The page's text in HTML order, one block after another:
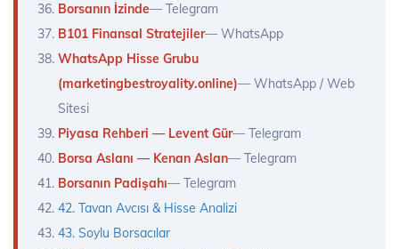
Borsanın İzinde— Telegram
B101 Finansal Stratejiler— WhatsApp
WhatsApp Hisse Grubu
(marketingbestroyality.online)— WhatsApp / Web
Sitesi
Piyasa Rehberi — Levent Gür— Telegram
Borsa Aslanı — Kenan Aslan— Telegram
Borsanın Padişahı— Telegram
42. Tavan Avcısı & Hisse Analizi
43. Soylu Borsacılar